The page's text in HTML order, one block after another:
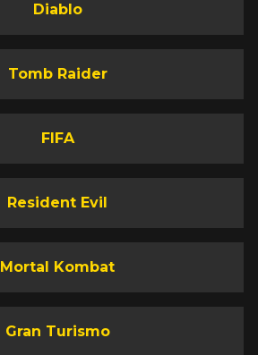
Diablo
Tomb Raider
FIFA
Resident Evil
Mortal Kombat
Gran Turismo